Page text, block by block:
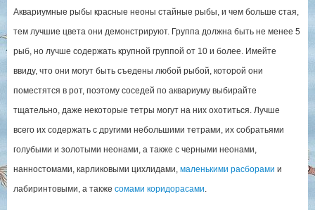
Аквариумные рыбы красные неоны стайные рыбы, и чем больше стая,
тем лучшие цвета они демонстрируют. Группа должна быть не менее 5
рыб, но лучше содержать крупной группой от 10 и более. Имейте
ввиду, что они могут быть съедены любой рыбой, которой они
поместятся в рот, поэтому соседей по аквариуму выбирайте
тщательно, даже некоторые тетры могут на них охотиться. Лучше
всего их содержать с другими небольшими тетрами, их собратьями
голубыми и золотыми неонами, а также с черными неонами,
нанностомами, карликовыми цихлидами, маленькими расборами и
лабиринтовыми, а также сомами коридорасами.